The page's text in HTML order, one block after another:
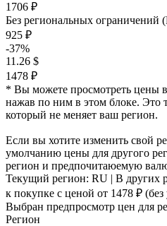
1706 ₽
Без региональных ограничений
925 ₽
-37%
11.26 $
1478 ₽
* Вы можете просмотреть цены
нажав по ним в этом блоке. Это
который не меняет ваш регион.
Если вы хотите изменить свой
умолчанию цены для другого
регион и предпочитаюемую
Текущий регион: RU | В других
к покупке с ценой от 1478 ₽
Выбран предпросмотр цен для
Регион